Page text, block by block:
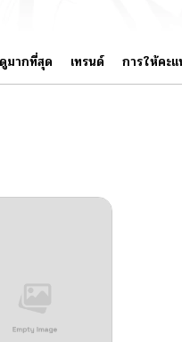
ดูมากที่สุด เทรนด์ การให้คะ